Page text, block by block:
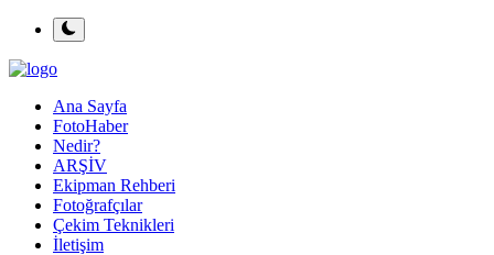
Ana Sayfa
FotoHaber
Nedir?
ARŞİV
Ekipman Rehberi
Fotoğrafçılar
Çekim Teknikleri
İletişim